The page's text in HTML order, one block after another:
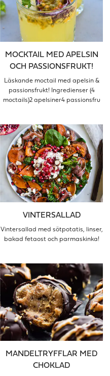
MOCKTAIL MED APELSIN
OCH PASSIONSFRUKT!
Läskande moctail med apelsin &
passionsfrukt! Ingredienser (4
moctails)2 apelsiner4 passionsfru
VINTERSALLAD
Vintersallad med sötpotatis, linser,
bakad fetaost och parmaskinka!
MANDELTRYFFLAR MED
CHOKLAD